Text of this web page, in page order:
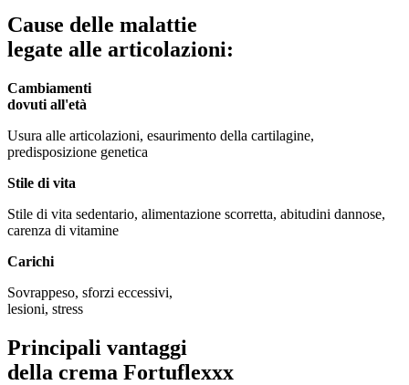
Cause delle malattie
legate alle articolazioni:
Cambiamenti
dovuti all'età
Usura alle articolazioni, esaurimento della cartilagine,
predisposizione genetica
Stile di vita
Stile di vita sedentario, alimentazione scorretta, abitudini dannose,
carenza di vitamine
Carichi
Sovrappeso, sforzi eccessivi,
lesioni, stress
Principali vantaggi
della crema Fortuflexxx